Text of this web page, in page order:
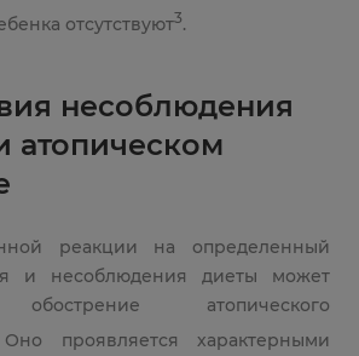
отсутствуют3.
несоблюдения
атопическом
реакции на определенный
и несоблюдения диеты может
обострение атопического
проявляется характерными